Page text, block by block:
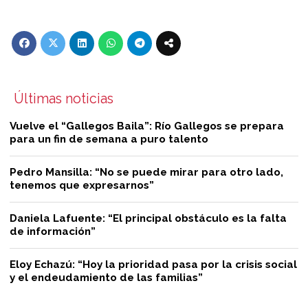
Últimas noticias
Vuelve el “Gallegos Baila”: Río Gallegos se prepara
para un fin de semana a puro talento
Pedro Mansilla: “No se puede mirar para otro lado,
tenemos que expresarnos”
Daniela Lafuente: “El principal obstáculo es la falta
de información”
Eloy Echazú: “Hoy la prioridad pasa por la crisis social
y el endeudamiento de las familias”